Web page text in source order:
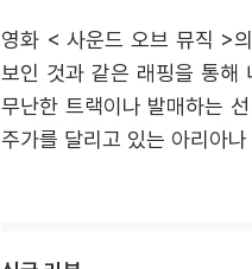
영화 < 사운드 오브 뮤직 >
보인 것과 같은 래핑을 통해
무난한 트랙이나 발매하는
주가를 달리고 있는 아리아